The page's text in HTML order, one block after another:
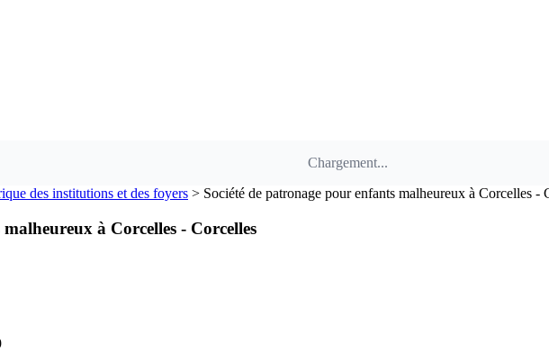
Chargement...
des institutions et des foyers > Société de patronage pour enfants malheureux à Corcelles -
à Corcelles - Corcelles